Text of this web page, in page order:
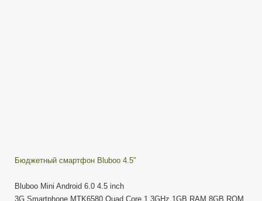
Бюджетный смартфон Bluboo 4.5″
Bluboo Mini Android 6.0 4.5 inch
3G Smartphone MTK6580 Quad Core 1.3GHz 1GB RAM 8GB ROM